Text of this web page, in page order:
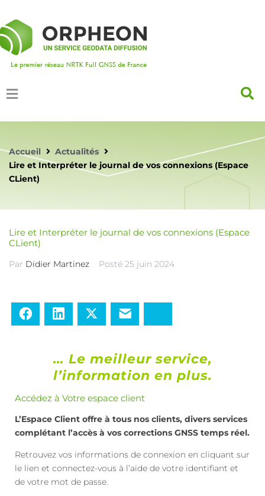
Accueil
Actualités
Lire et Interpréter le journal de vos connexions (Espace
CLient)
Lire et Interpréter le journal de vos connexions (Espace
CLient)
Par Didier Martinez Posté 25 juin 2024
FacebookLinkedIn Twitter
… Le meilleur service,
l’information en plus.
Accédez à Votre espace client
L’Espace Client offre à tous nos clients, divers services
complétant l’accès à vos corrections GNSS temps réel.
Retrouvez vos informations de connexion en cliquant sur
le lien et connectez-vous à l’aide de votre identifiant et
de votre mot de passe.